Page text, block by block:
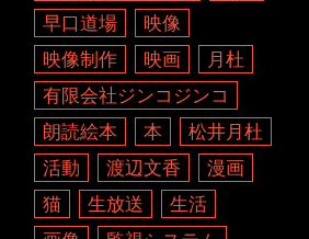
早口道場
映像
映像制作
映画
月杜
有限会社ジンコジンコ
朗読絵本
本
松井月杜
活動
渡辺文香
漫画
猫
生放送
生活